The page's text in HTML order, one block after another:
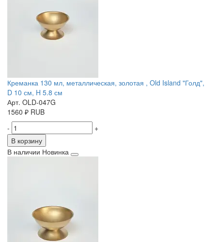
Креманка 130 мл, металлическая, золотая , Old Island "Голд",
D 10 см, H 5.8 см
Арт. OLD-047G
1560 ₽ RUB
-
+
В корзину
В наличии Новинка